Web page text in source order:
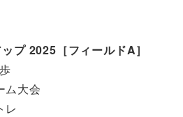
プ 2025［フィールドA］
ム大会
レ